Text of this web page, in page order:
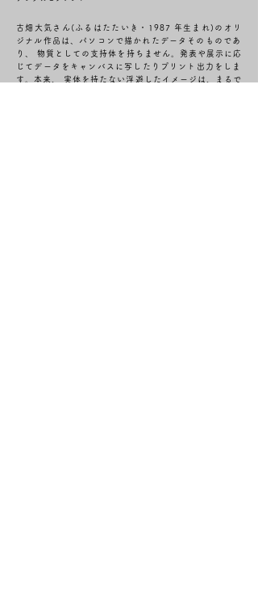
古畑大気さん(ふるはたたいき・1987 年生まれ)のオリ
ジナル作品は、パソコンで描かれたデータそのものであ
り、 物質としての支持体を持ちません。発表や展示に応
じてデータをキャンバスに写したりプリント出力をしま
す。本来、 実体を持たない浮遊したイメージは、まるで